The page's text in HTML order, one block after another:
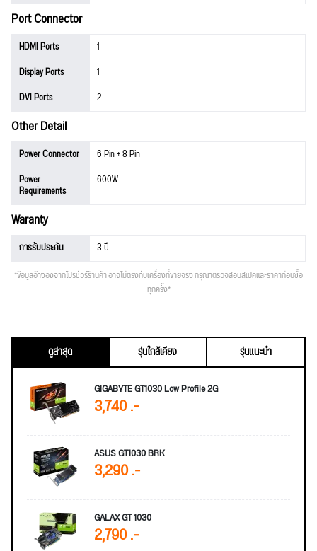
Port Connector
HDMI Ports
1
Display Ports
1
DVI Ports
2
Other Detail
Power Connector
6 Pin + 8 Pin
Power
Requirements
600W
Waranty
การรับประกัน 3 ปี
*ข้อมูลอ้างอิงจากโปรชัวร์ร้านค้า อาจไม่ตรงกับเครื่องที่ขายจริง กรุณาตรวจสอบสเปคและราคาก่อนซื้อ
ทุกครั้ง*
ดูล่าสุด รุ่นใกล้เคียง
รุ่นแนะนำ
GIGABYTE GT1030 Low Profile 2G
3,740 .-
ASUS GT1030 BRK
3,290 .-
GALAX GT 1030
2,790 .-